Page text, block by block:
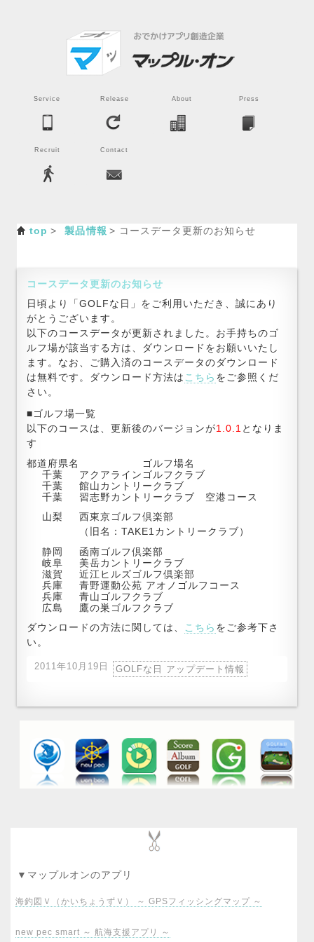
Service Release About Press
Recruit Contact
top 製品情報 コースデータ更新のお知らせ
コースデータ更新のお知らせ
日頃より「GOLFな日」をご利用いただき、誠にあり
がとうございます。
以下のコースデータが更新されました。お手持ちのゴ
ルフ場が該当する方は、ダウンロードをお願いいたし
ます。なお、ご購入済のコースデータのダウンロード
は無料です。ダウンロード方法はこちら をご参照くだ
さい。
■ゴルフ場一覧
以下のコースは、更新後のバージョンが1.0.1 となりま
す
都道府県名
ゴルフ場名
千葉
アクアラインゴルフクラブ
千葉
館山カントリークラブ
千葉
習志野カントリークラブ 空港コース
山梨
西東京ゴルフ倶楽部
（旧名：TAKE1カントリークラブ）
静岡
函南ゴルフ倶楽部
岐阜
美岳カントリークラブ
滋賀
近江ヒルズゴルフ倶楽部
兵庫
青野運動公苑 アオノゴルフコース
兵庫
青山ゴルフクラブ
広島
鷹の巣ゴルフクラブ
ダウンロードの方法に関しては、
こちら をご参考下さ
い。
2011年10月19日 GOLFな日 アップデート情報
▼マップルオンのアプリ
海釣図Ｖ（かいちょうずＶ） ～ GPSフィッシングマップ ～
new pec smart ～ 航海支援アプリ ～